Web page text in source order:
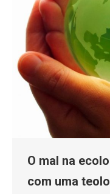
O mal na
com uma